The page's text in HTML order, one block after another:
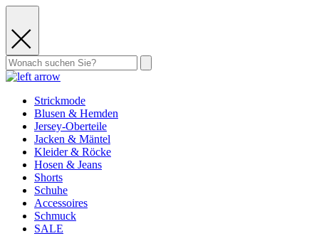
Strickmode
Blusen & Hemden
Jersey-Oberteile
Jacken & Mäntel
Kleider & Röcke
Hosen & Jeans
Shorts
Schuhe
Accessoires
Schmuck
SALE